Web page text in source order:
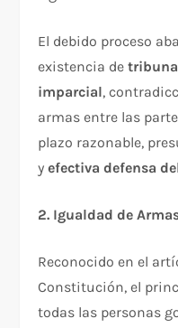
El debido proceso
existencia de
imparcial,
armas entre las
plazo razonable,
yefectiva defensa
2. Igualdad de
Reconocido en el
Constitución, el
todas las personas